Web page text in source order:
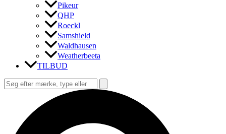
Pikeur
QHP
Roeckl
Samshield
Waldhausen
Weatherbeeta
TILBUD
Søg
efter: